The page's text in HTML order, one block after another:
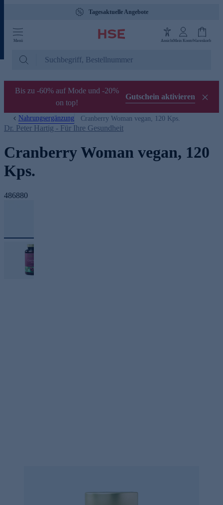
Tagesaktuelle Angebote
Menü AnsichtMein KontoWarenkorb
Bis zu -60% auf Mode und -20%
on top!
Gutschein aktivieren
Nahrungsergänzung Cranberry Woman vegan, 120 Kps.
Dr. Peter Hartig - Für Ihre Gesundheit
Cranberry Woman vegan, 120
Kps.
486880